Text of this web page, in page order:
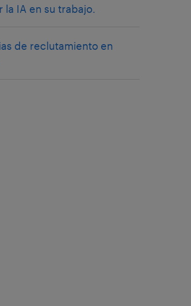
la IA en su trabajo.
de reclutamiento en